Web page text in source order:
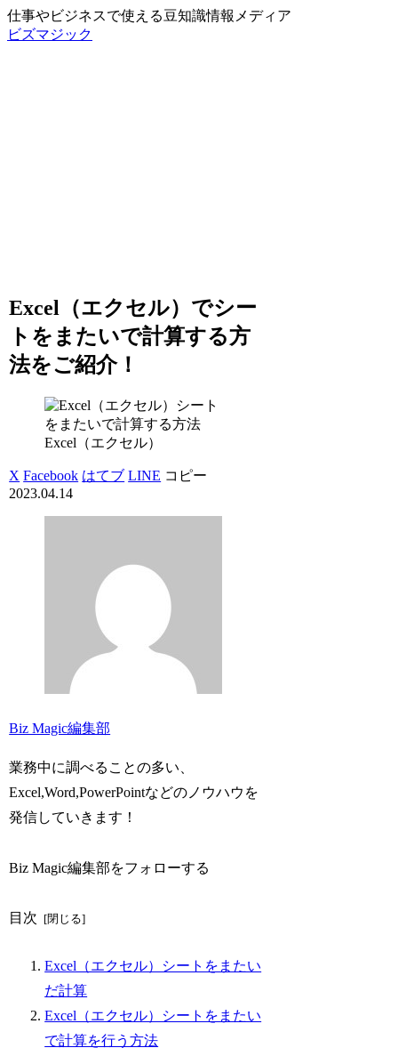
仕事やビジネスで使える豆知識情報メディア
ビズマジック
Excel（エクセル）でシー
トをまたいで計算する方
法をご紹介！
Excel（エクセル）
X Facebook はてブ LINE コピー
2023.04.14
Biz Magic編集部
業務中に調べることの多い、
Excel,Word,PowerPointなどのノウハウを
発信していきます！
Biz Magic編集部をフォローする
目次
Excel（エクセル）シートをまたい
だ計算
Excel（エクセル）シートをまたい
で計算を行う方法